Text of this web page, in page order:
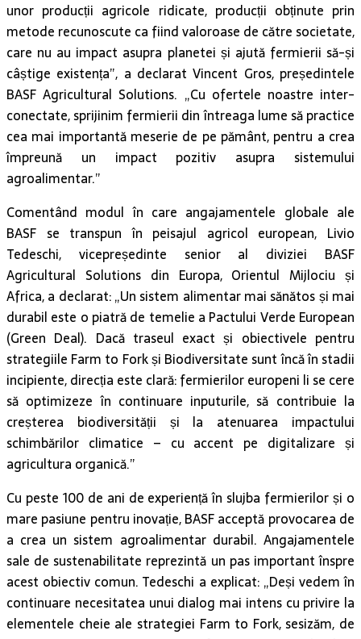
unor producții agricole ridicate, producții obținute prin
metode recunoscute ca fiind valoroase de către societate,
care nu au impact asupra planetei și ajută fermierii să-și
câștige existența”, a declarat Vincent Gros, președintele
BASF Agricultural Solutions. „Cu ofertele noastre inter-
conectate, sprijinim fermierii din întreaga lume să practice
cea mai importantă meserie de pe pământ, pentru a crea
împreună un impact pozitiv asupra sistemului
agroalimentar.”
Comentând modul în care angajamentele globale ale
BASF se transpun în peisajul agricol european, Livio
Tedeschi, vicepreședinte senior al diviziei BASF
Agricultural Solutions din Europa, Orientul Mijlociu și
Africa, a declarat: „Un sistem alimentar mai sănătos și mai
durabil este o piatră de temelie a Pactului Verde European
(Green Deal). Dacă traseul exact și obiectivele pentru
strategiile Farm to Fork și Biodiversitate sunt încă în stadii
incipiente, direcția este clară: fermierilor europeni li se cere
să optimizeze în continuare inputurile, să contribuie la
creșterea biodiversității și la atenuarea impactului
schimbărilor climatice – cu accent pe digitalizare și
agricultura organică.”
Cu peste 100 de ani de experiență în slujba fermierilor și o
mare pasiune pentru inovație, BASF acceptă provocarea de
a crea un sistem agroalimentar durabil. Angajamentele
sale de sustenabilitate reprezintă un pas important înspre
acest obiectiv comun. Tedeschi a explicat: „Deși vedem în
continuare necesitatea unui dialog mai intens cu privire la
elementele cheie ale strategiei Farm to Fork, sesizăm, de